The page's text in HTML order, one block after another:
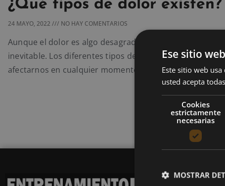
¿Qué tipos de dolor existen?
24 MAYO, 2022 NO HAY COMENTARIOS
Aunque el dolor es algo desagradable, ciertamente
inevitable. Los diferentes tipos de dolor que existen
afectarnos en cualquier momento de nuestra vida.
Ese sitio
Este sitio web
usted acepta
Cookies
estrictamente
necesarias
MOSTRAR